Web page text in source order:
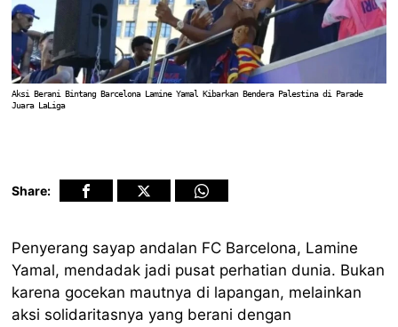
Aksi Berani Bintang Barcelona Lamine Yamal Kibarkan Bendera Palestina di Parade
Juara LaLiga
Share:
Penyerang sayap andalan FC Barcelona, Lamine
Yamal, mendadak jadi pusat perhatian dunia. Bukan
karena gocekan mautnya di lapangan, melainkan
aksi solidaritasnya yang berani dengan